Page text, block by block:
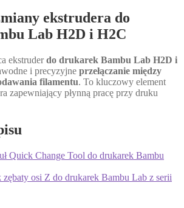
ekstrudera do
Lab H2D i H2C
ekstruderdo drukarek Bambu Lab H2D i
i precyzyjne przełączanie między
filamentu. To kluczowy element
zapewniający płynną pracę przy druku
Quick Change Tool do drukarek Bambu
zębaty osi Z do drukarek Bambu Lab z serii